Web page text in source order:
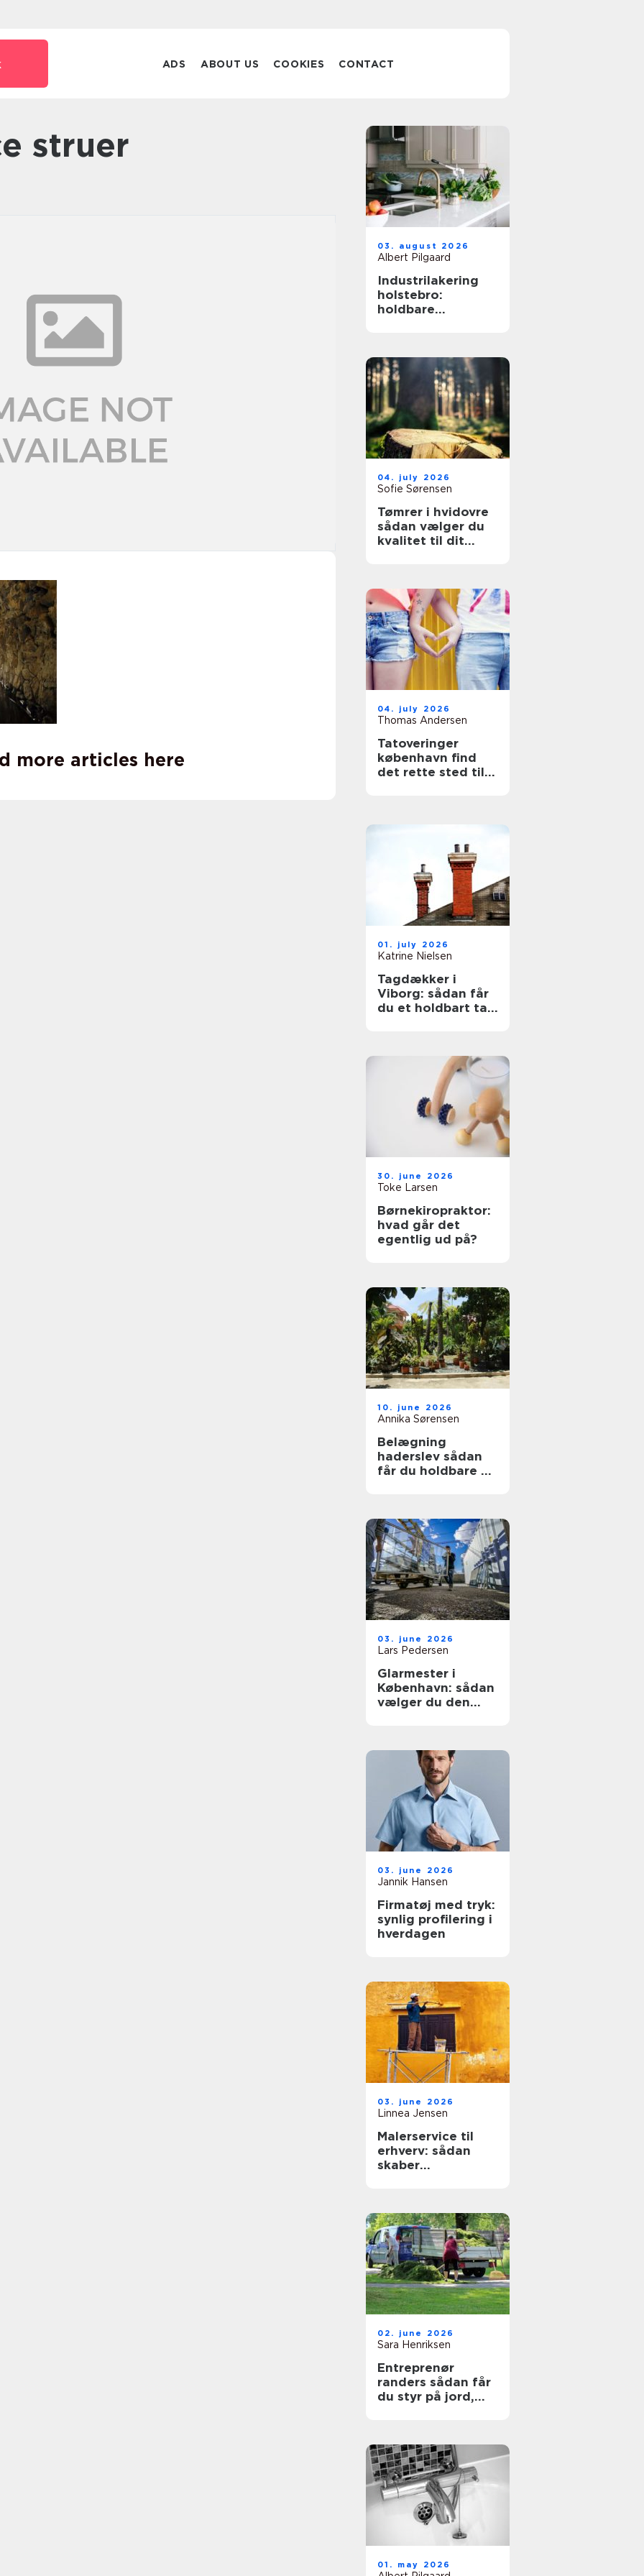
ADS ABOUT US COOKIES CONTACT
struer
more articles here
03. august 2026
Albert Pilgaard
Industrilakering
holstebro:
holdbare
04. july 2026
Sofie Sørensen
Tømrer i hvidovre
sådan vælger du
kvalitet til dit
04. july 2026
Thomas Andersen
Tatoveringer
københavn find
det rette sted til
01. july 2026
Katrine Nielsen
Tagdækker i
Viborg: sådan får
du et holdbart tag
30. june 2026
Toke Larsen
Børnekiropraktor:
hvad går det
egentlig ud på?
10. june 2026
Annika Sørensen
Belægning
haderslev sådan
får du holdbare og
03. june 2026
Lars Pedersen
Glarmester i
København: sådan
vælger du den
03. june 2026
Jannik Hansen
Firmatøj med tryk:
synlig profilering i
hverdagen
03. june 2026
Linnea Jensen
Malerservice til
erhverv: sådan
skaber
02. june 2026
Sara Henriksen
Entreprenør
randers sådan får
du styr på jord,
01. may 2026